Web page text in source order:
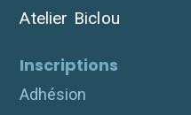
Atelier Biclou
Inscriptions
Adhésion